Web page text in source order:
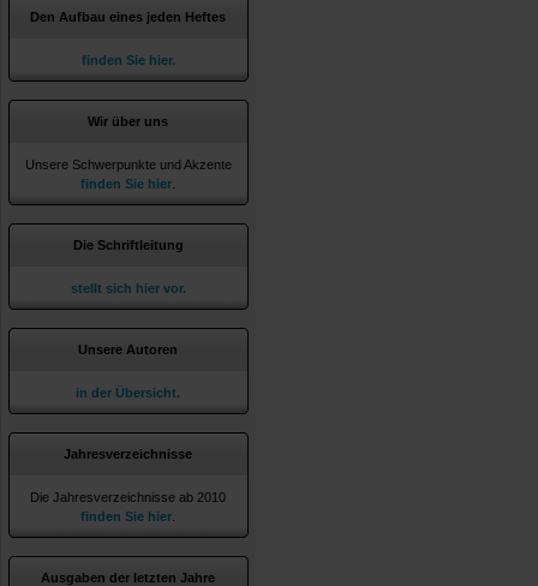
Den Aufbau eines jeden Heftes
finden Sie hier.
Wir über uns
Unsere Schwerpunkte und Akzente
finden Sie hier
Die Schriftleitung
stellt sich hier vor.
Unsere Autoren
in der Übersicht.
Jahresverzeichnisse
Die Jahresverzeichnisse ab 2010
finden Sie hier
Ausgaben der letzten Jahre